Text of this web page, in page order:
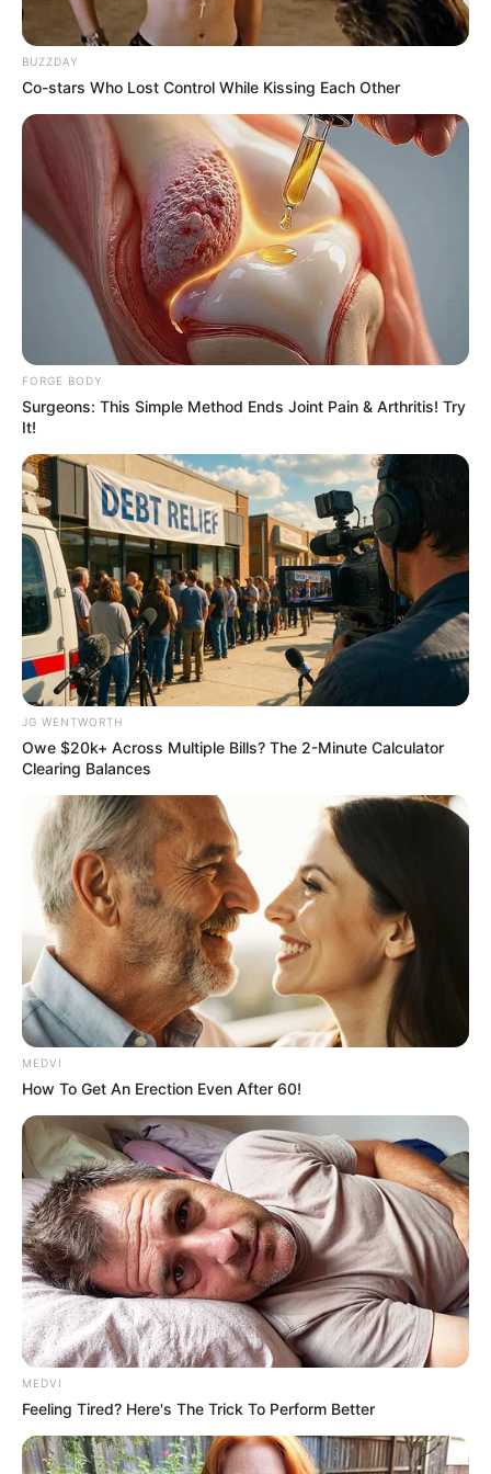
And They Did Show This In Bohemian Rapsody!
BRAINBERRIES
Watch The Most Jaw‑Dropping Figure Skating
Moments
Why this ordinary drink is the secret to feeling
your best every day
CTA LOVE
Is There An Intersex Whale? This Finding Baffles
Science
BRAINBERRIES
Have You Seen Her GRWM? She Inspires Millions
BUZZDAY
Co-stars Who Lost Control While Kissing Each Other
FORGE BODY
Surgeons: This Simple Method Ends Joint Pain & Arthritis! Try
It!
JG WENTWORTH
Owe $20k+ Across Multiple Bills? The 2-Minute Calculator
Clearing Balances
MEDVI
How To Get An Erection Even After 60!
MEDVI
Feeling Tired? Here's The Trick To Perform Better